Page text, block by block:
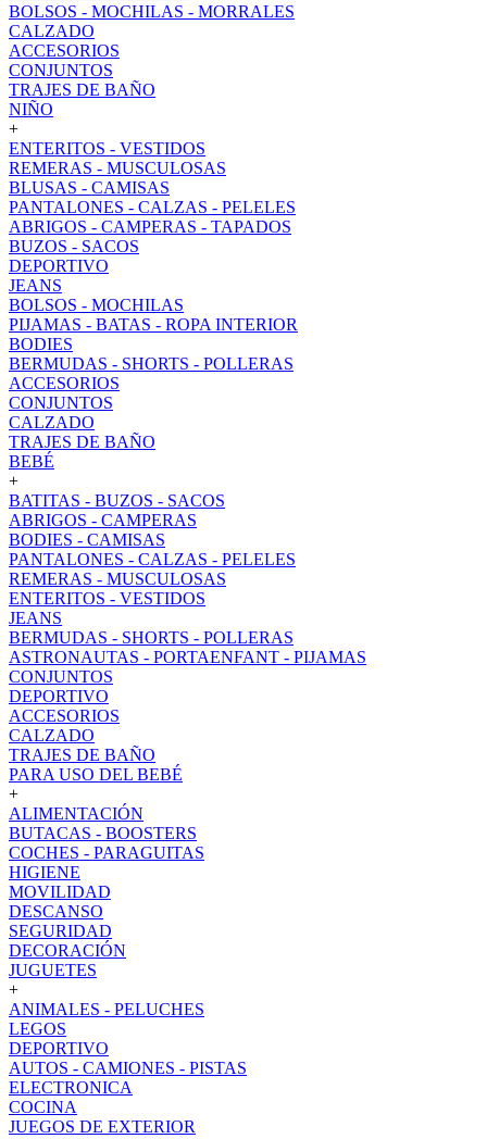
BOLSOS - MOCHILAS - MORRALES
CALZADO
ACCESORIOS
CONJUNTOS
TRAJES DE BAÑO
NIÑO
+
ENTERITOS - VESTIDOS
REMERAS - MUSCULOSAS
BLUSAS - CAMISAS
PANTALONES - CALZAS - PELELES
ABRIGOS - CAMPERAS - TAPADOS
BUZOS - SACOS
DEPORTIVO
JEANS
BOLSOS - MOCHILAS
PIJAMAS - BATAS - ROPA INTERIOR
BODIES
BERMUDAS - SHORTS - POLLERAS
ACCESORIOS
CONJUNTOS
CALZADO
TRAJES DE BAÑO
BEBÉ
+
BATITAS - BUZOS - SACOS
ABRIGOS - CAMPERAS
BODIES - CAMISAS
PANTALONES - CALZAS - PELELES
REMERAS - MUSCULOSAS
ENTERITOS - VESTIDOS
JEANS
BERMUDAS - SHORTS - POLLERAS
ASTRONAUTAS - PORTAENFANT - PIJAMAS
CONJUNTOS
DEPORTIVO
ACCESORIOS
CALZADO
TRAJES DE BAÑO
PARA USO DEL BEBÉ
+
ALIMENTACIÓN
BUTACAS - BOOSTERS
COCHES - PARAGUITAS
HIGIENE
MOVILIDAD
DESCANSO
SEGURIDAD
DECORACIÓN
JUGUETES
+
ANIMALES - PELUCHES
LEGOS
DEPORTIVO
AUTOS - CAMIONES - PISTAS
ELECTRONICA
COCINA
JUEGOS DE EXTERIOR